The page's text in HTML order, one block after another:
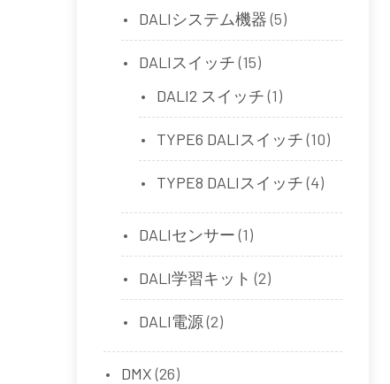
DALIシステム機器 (5)
DALIスイッチ (15)
DALI2 スイッチ (1)
TYPE6 DALIスイッチ (10)
TYPE8 DALIスイッチ (4)
DALIセンサー (1)
DALI学習キット (2)
DALI電源(2)
DMX (26)